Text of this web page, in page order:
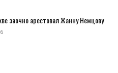
заочно арестовал Жанну Немцову